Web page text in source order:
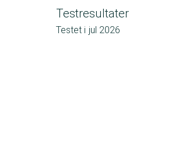
Testresultater
Testet i jul 2026